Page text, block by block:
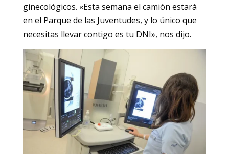
ginecológicos. «Esta semana el camión estará
en el Parque de las Juventudes, y lo único que
necesitas llevar contigo es tu DNI», nos dijo.